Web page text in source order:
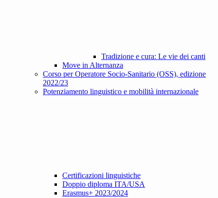
Tradizione e cura: Le vie dei canti
Move in Alternanza
Corso per Operatore Socio-Sanitario (OSS), edizione
2022/23
Potenziamento linguistico e mobilità internazionale
Certificazioni linguistiche
Doppio diploma ITA/USA
Erasmus+ 2023/2024